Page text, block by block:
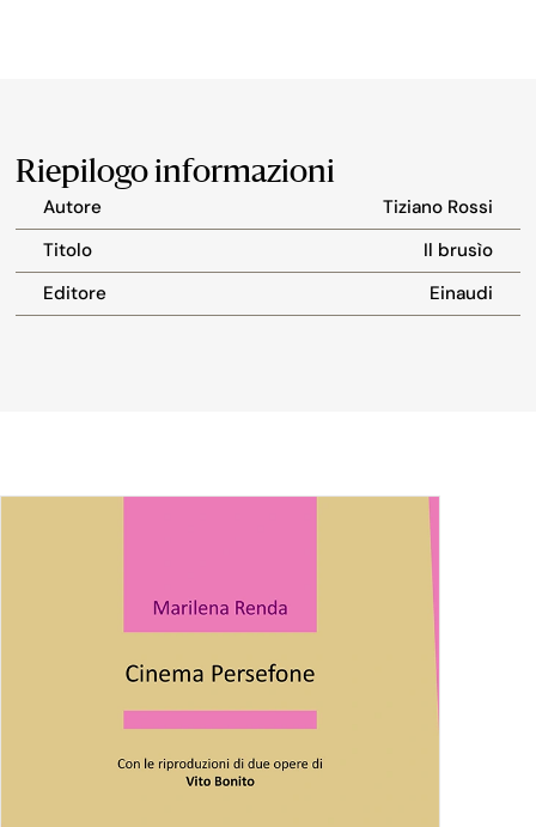
Riepilogo informazioni
Autore
Tiziano Rossi
Titolo
Il brusìo
Editore
Einaudi